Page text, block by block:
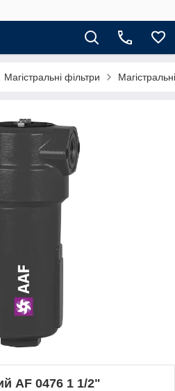
Магістральні фільтри
AF 0476 1 1/2"